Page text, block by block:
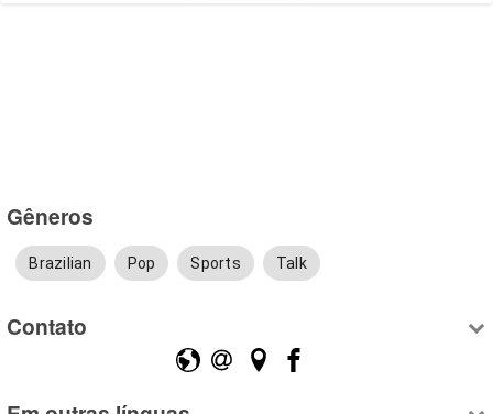
Gêneros
Brazilian Pop Sports Talk
Contato